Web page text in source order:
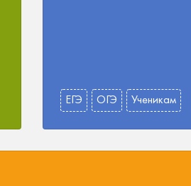
ЕГЭ ОГЭ Ученикам